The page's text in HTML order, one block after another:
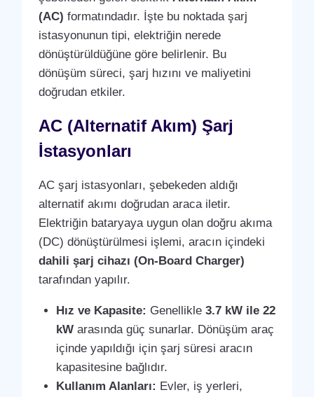
(AC) formatındadır. İşte bu noktada şarj
istasyonunun tipi, elektriğin nerede
dönüştürüldüğüne göre belirlenir. Bu
dönüşüm süreci, şarj hızını ve maliyetini
doğrudan etkiler.
AC (Alternatif Akım) Şarj
İstasyonları
AC şarj istasyonları, şebekeden aldığı
alternatif akımı doğrudan araca iletir.
Elektriğin bataryaya uygun olan doğru akıma
(DC) dönüştürülmesi işlemi, aracın içindeki
dahili şarj cihazı (On-Board Charger)
tarafından yapılır.
Hız ve Kapasite: Genellikle3.7 kW ile 22
kW arasında güç sunarlar. Dönüşüm araç
içinde yapıldığı için şarj süresi aracın
kapasitesine bağlıdır.
Kullanım Alanları: Evler, iş yerleri,